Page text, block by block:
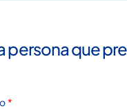
persona que